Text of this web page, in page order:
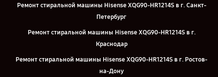
Ремонт стиральной машины Hisense XQG90-HR1214S в г. Санкт-
Петербург
Ремонт стиральной машины Hisense XQG90-HR1214S в г.
Краснодар
Ремонт стиральной машины Hisense XQG90-HR1214S в г. Ростов-
на-Дону